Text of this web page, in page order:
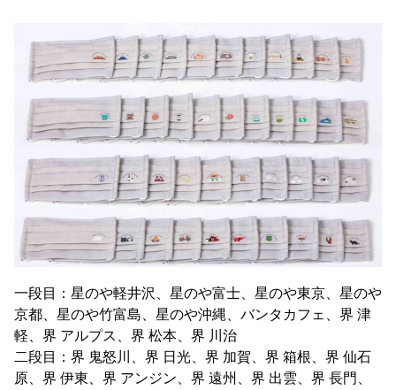
一段目：星のや軽井沢、星のや富士、星のや東京、星のや
京都、星のや竹富島、星のや沖縄、バンタカフェ、界 津
軽、界 アルプス、界 松本、界 川治
二段目：界 鬼怒川、界 日光、界 加賀、界 箱根、界 仙石
原、界 伊東、界 アンジン、界 遠州、界 出雲、界 長門、